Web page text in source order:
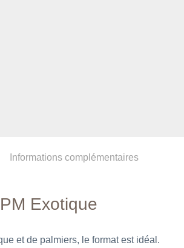
Informations complémentaires
Exotique
et de palmiers, le format est idéal.